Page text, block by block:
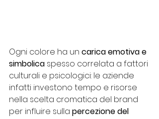
Ogni colore ha un carica emotiva e
simbolica spesso correlata a fattori
culturali e psicologici: le aziende
infatti investono tempo e risorse
nella scelta cromatica del brand
per influire sulla percezione del